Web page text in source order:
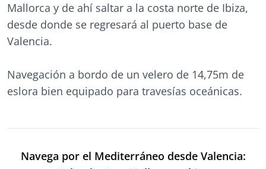
Mallorca y de ahí saltar a la costa norte de Ibiza,
desde donde se regresará al puerto base de
Valencia.
Navegación a bordo de un velero de 14,75m de
eslora bien equipado para travesías oceánicas.
Navega por el Mediterráneo desde Valencia: